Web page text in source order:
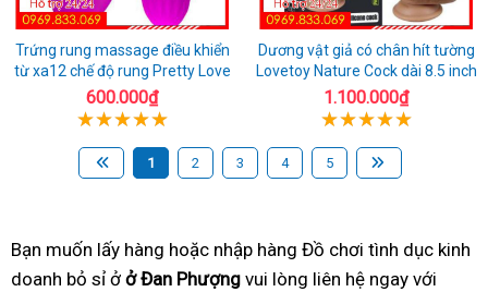
Trứng rung massage điều khiển
từ xa12 chế độ rung Pretty Love
600.000₫
Dương vật giả có chân hít tường
Lovetoy Nature Cock dài 8.5 inch
1.100.000₫
1 2 3 4 5
Bạn muốn lấy hàng hoặc nhập hàng Đồ chơi tình dục kinh
doanh bỏ sỉ ở ở Đan Phượng vui lòng liên hệ ngay với